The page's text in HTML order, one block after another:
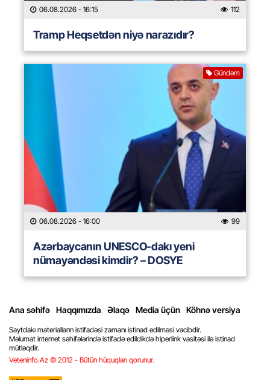
06.08.2026 - 16:15 112
Tramp Heqsetdən niyə narazıdır?
Gündəm
06.08.2026 - 16:00 99
Azərbaycanın UNESCO-dakı yeni
nümayəndəsi kimdir? – DOSYE
Ana səhifə Haqqımızda Əlaqə Media üçün Köhnə versiya
Saytdakı materialların istifadəsi zamanı istinad edilməsi vacibdir.
Məlumat internet səhifələrində istifadə edildikdə hiperlink vasitəsi ilə istinad
mütləqdir.
Veteninfo.Az © 2012 - Bütün hüquqları qorunur.